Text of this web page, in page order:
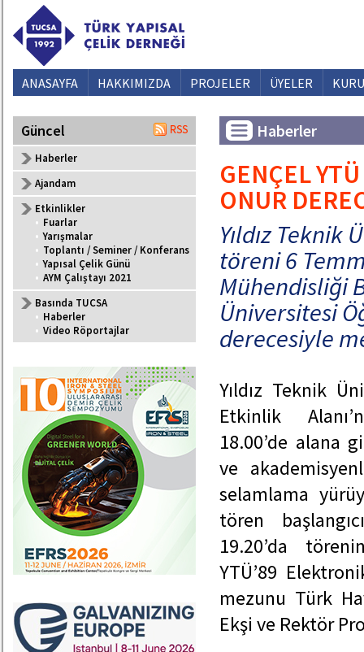
ANASAYFA HAKKIMIZDA PROJELER ÜYELER
Güncel
Haberler
Ajandam
Etkinlikler
• Fuarlar
• Yarışmalar
• Toplantı / Seminer / Konferans
• Yapısal Çelik Günü
• AYM Çalıştayı 2021
Basında TUCSA
• Haberler
• Video Röportajlar
Haberler
GENÇEL
ONUR
Yıldız
töreni 6
Mühendisliği
Üniversitesi
derecesiyle
Yıldız Teknik
Etkinlik
18.00’de alana
ve
selamlama
tören
19.20’da
YTÜ’89
mezunu Türk
Ekşi ve Rektör